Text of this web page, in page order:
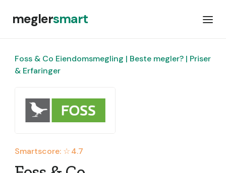
meglersmart
Foss & Co Eiendomsmegling | Beste megler? | Priser
& Erfaringer
Smartscore: ☆4.7